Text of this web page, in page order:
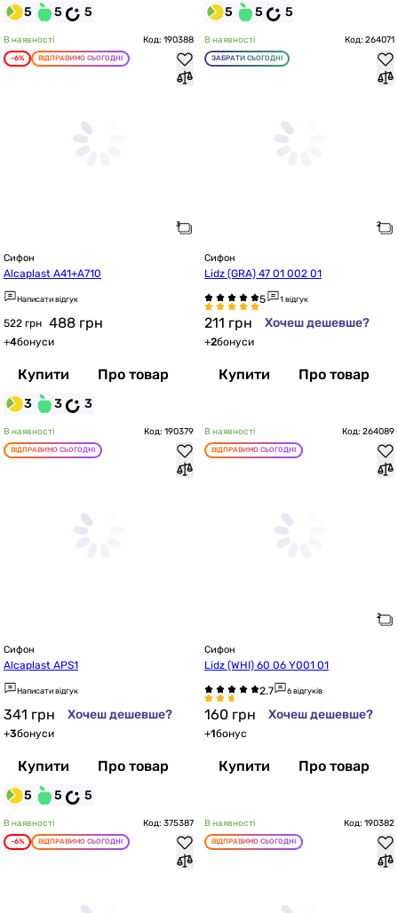
5 5 5 5 5 5
В наявності Код: 190388
-6% ВІДПРАВИМО СЬОГОДНІ
Сифон
Alcaplast A41+A710
Написати відгук
522 грн 488 грн
+4бонуси
Купити Про товар
3 3 3
В наявності Код: 264071
ЗАБРАТИ СЬОГОДНІ
Сифон
Lidz (GRA) 47 01 002 01
1 відгук
211 грн Хочеш дешевше?
+2бонуси
Купити Про товар
В наявності Код: 190379
ВІДПРАВИМО СЬОГОДНІ
Сифон
Alcaplast APS1
Написати відгук
341 грн Хочеш дешевше?
+3бонуси
Купити Про товар
5 5 5
В наявності Код: 264089
ВІДПРАВИМО СЬОГОДНІ
Сифон
Lidz (WHI) 60 06 Y001 01
6 відгуків
160 грн Хочеш дешевше?
+1бонус
Купити Про товар
В наявності Код: 375387
-6% ВІДПРАВИМО СЬОГОДНІ
В наявності Код: 190382
ВІДПРАВИМО СЬОГОДНІ